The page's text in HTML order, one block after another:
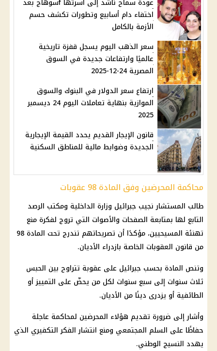
اختفاء دام أسابيع وتطورات تكشف حسم
الأزمة بالكامل
سعر الذهب اليوم يسجل قفزة تاريخية
عالميًا وارتفاعات جديدة في السوق
المصرية 24-12-2025
ارتفاع سعر الدولار في البنوك والسوق
الموازية بنهاية تعاملات اليوم 24 ديسمبر
2025
قانون الإيجار القديم يحدد القيمة الإيجارية
الجديدة وضوابط مالية للمناطق السكنية
محاكمة المحرضين وفق المادة 98 عقوبات
طالب المستشارنجيب جبرائيل وزارة الداخلية ومكتب الرصد
التابع لها بمتابعة الصفحات والأصوات التي تروج لفكرة منع
تهنئة المسيحيين، مؤكدًا أن تصريحاتهم تندرج تحت المادة 98
من قانون العقوبات الخاصة بازدراء الأديان.
وتنص المادة بحسب جبرائيل على عقوبة تتراوح بين الحبس
ثلاث سنوات إلى سبع سنوات لكل من يحضّ على التمييز أو
الطائفية أو يزدرى دينًا من الأديان.
وأشار إلى ضرورة تقديم هؤلاء المحرضين لمحاكمة عاجلة
حفاظًا على السلم المجتمعي ومنع انتشار الفكر التكفيري الذي
يهدد النسيج الوطني.